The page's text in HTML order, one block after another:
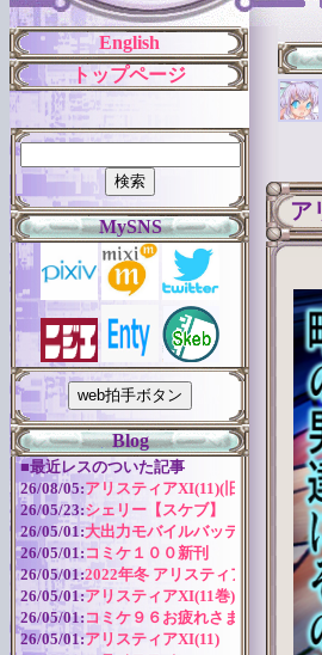
English
トップページ
MySNS
Blog
■最近レスのついた記事
26/08/05:アリスティアXI(11)(旧版)
26/05/23:シェリー【スケブ】
26/05/01:大出力モバイルバッテリー
26/05/01:コミケ１００新刊
26/05/01:2022年冬 アリスティアシリーズ
26/05/01:アリスティアXI(11巻) 作成近況
26/05/01: コミケ９６お疲れさまでした！
26/05/01:アリスティアXI(11)
ア